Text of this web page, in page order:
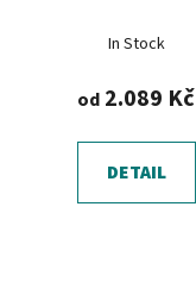
In Stock
od 2.089 Kč
DETAIL